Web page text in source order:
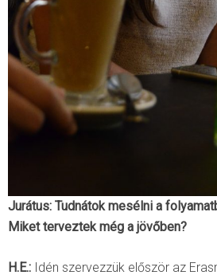
Jurátus: Tudnátok mesélni a
Miket terveztek még a jövőben?
H.E.: Idén szervezzük először az